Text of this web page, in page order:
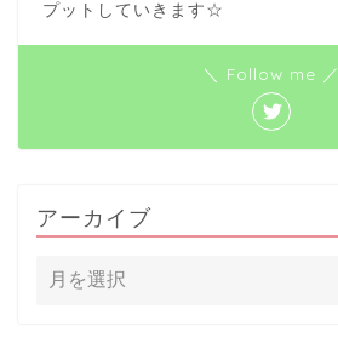
プットしていきます☆
＼ Follow me ／
アーカイブ